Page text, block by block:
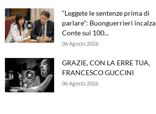
“Leggete le sentenze prima di
parlare”: Buonguerrieri incalza
Conte sui 100...
06 Agosto 2026
GRAZIE, CON LA ERRE TUA,
FRANCESCO GUCCINI
06 Agosto 2026